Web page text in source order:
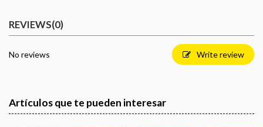
REVIEWS(0)
No reviews Write review
Artículos que te pueden interesar